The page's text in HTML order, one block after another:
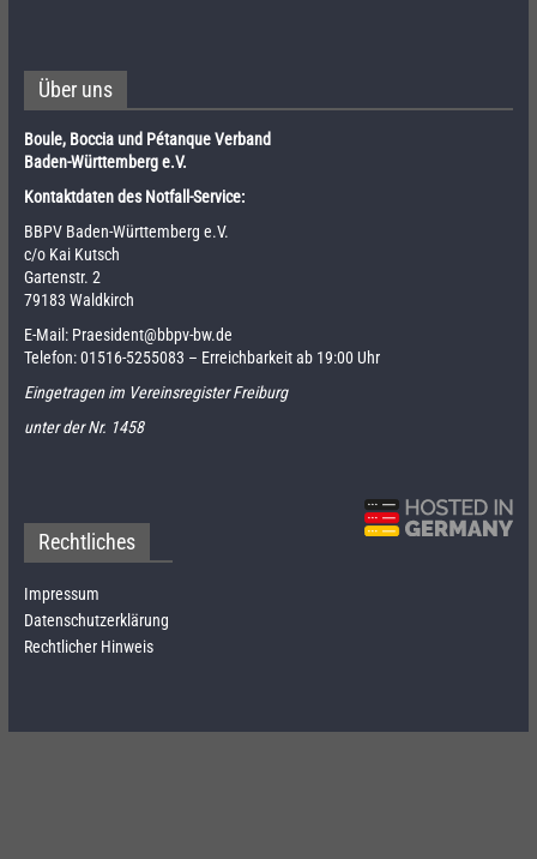
Über uns
Boule, Boccia und Pétanque Verband
Baden-Württemberg e.V.
Kontaktdaten des Notfall-Service:
BBPV Baden-Württemberg e.V.
c/o Kai Kutsch
Gartenstr. 2
79183 Waldkirch
E-Mail: Praesident@bbpv-bw.de
Telefon:01516-5255083 – Erreichbarkeit ab 19:00 Uhr
Eingetragen im Vereinsregister Freiburg
unter der Nr. 1458
Rechtliches
Impressum
Datenschutzerklärung
Rechtlicher Hinweis